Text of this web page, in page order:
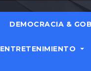
DEMOCRACIA &
ENTRETENIMIENTO